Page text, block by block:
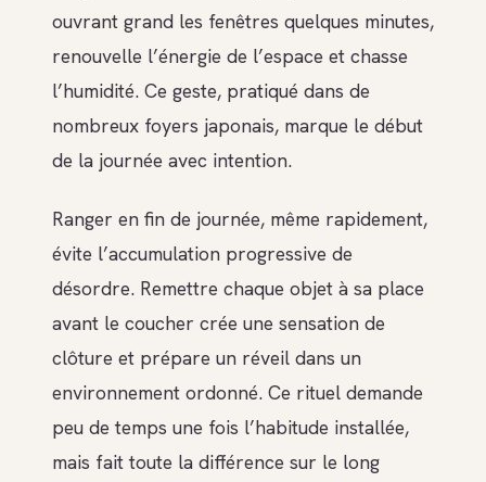
ouvrant grand les fenêtres quelques minutes,
renouvelle l’énergie de l’espace et chasse
l’humidité. Ce geste, pratiqué dans de
nombreux foyers japonais, marque le début
de la journée avec intention.
Ranger en fin de journée, même rapidement,
évite l’accumulation progressive de
désordre. Remettre chaque objet à sa place
avant le coucher crée une sensation de
clôture et prépare un réveil dans un
environnement ordonné. Ce rituel demande
peu de temps une fois l’habitude installée,
mais fait toute la différence sur le long